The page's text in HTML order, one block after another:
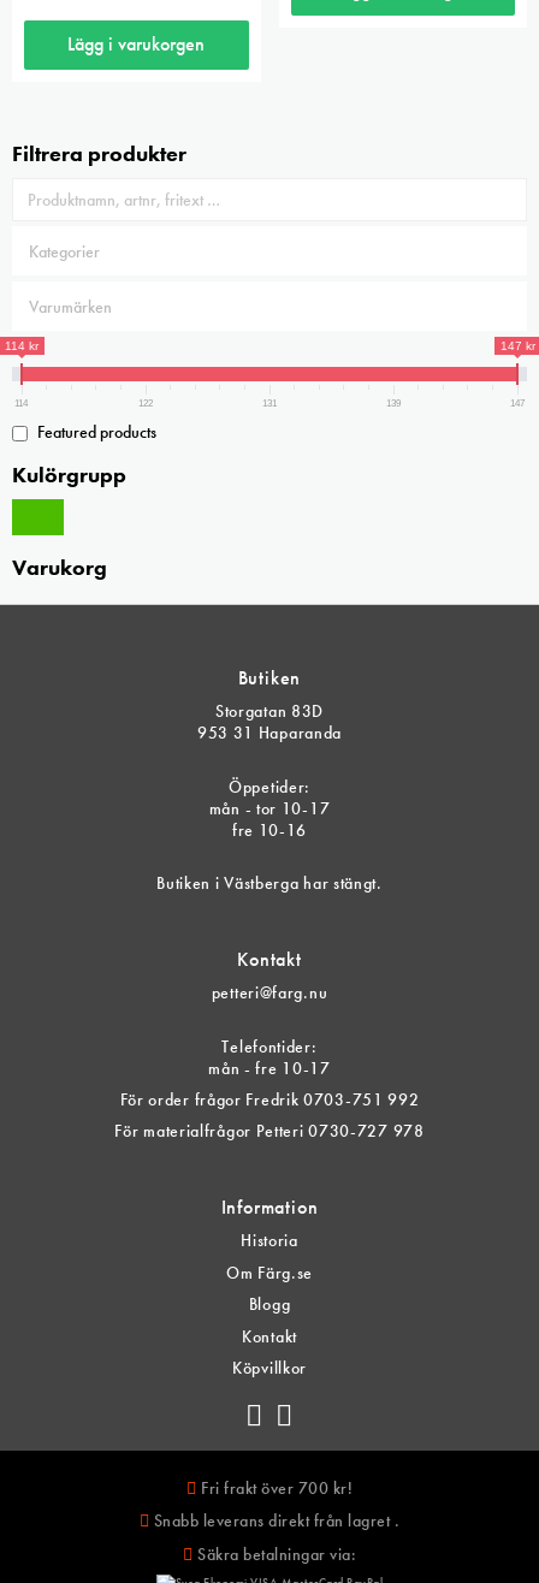
Lägg i varukorgen
Filtrera produkter
114 kr 147 kr
114 122 131 139 147
Featured products
Kulörgrupp
Varukorg
Butiken
Storgatan 83D
953 31 Haparanda
Öppetider:
mån - tor 10-17
fre 10-16
Butiken i Västberga har stängt.
Kontakt
petteri@farg.nu
Telefontider:
mån - fre 10-17
För order frågor Fredrik 0703-751 992
För materialfrågor Petteri 0730-727 978
Information
Historia
Om Färg.se
Blogg
Kontakt
Köpvillkor
Fri frakt över 700 kr!
Snabb leverans direkt från lagret .
Säkra betalningar via: